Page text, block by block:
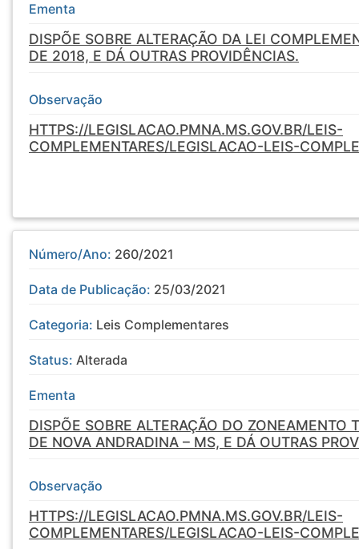
Ementa
DISPÕE SOBRE ALTERAÇÃO DA LEI
DE 2018, E DÁ OUTRAS PROVIDÊNCIAS.
Observação
HTTPS://LEGISLACAO.PMNA.MS.GOV.BR/LEIS-
COMPLEMENTARES/LEGISLACAO-LEIS-
Número/Ano: 260/2021
Data de Publicação: 25/03/2021
Categoria: Leis Complementares
Status: Alterada
Ementa
DISPÕE SOBRE ALTERAÇÃO DO ZONEAMENTO
DE NOVA ANDRADINA – MS, E DÁ OUTRAS
Observação
HTTPS://LEGISLACAO.PMNA.MS.GOV.BR/LEIS-
COMPLEMENTARES/LEGISLACAO-LEIS-